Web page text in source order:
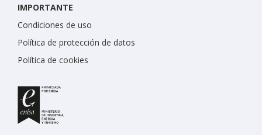
IMPORTANTE
Condiciones de uso
Política de protección de datos
Política de cookies